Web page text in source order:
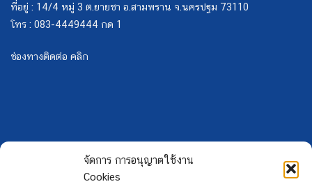
จัดการ การอนุญาตใช้งาน
Cookies
ที่อยู่ : 14/4 หมู่ 3 ต.ยายชา อ.สามพราน จ.นครปฐม 73110
โทร : 083-4449444 กด 1
ช่องทางติดต่อ คลิก